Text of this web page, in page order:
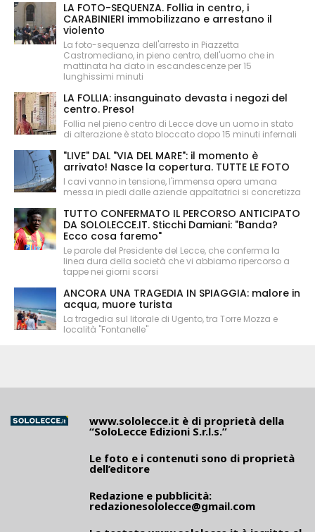
LA FOTO-SEQUENZA. Follia in centro, i
CARABINIERI immobilizzano e arrestano il
violento
La foto-sequenza dell'arresto in Piazzetta
Castromediano, in pieno centro, dell'uomo che in
mattinata ha dato in escandescenze per 15
lunghissimi minuti
LA FOLLIA: insanguinato devasta i negozi del
centro. Preso!
Follia nel pieno centro di Lecce dove un uomo in stato
di alterazione è stato bloccato dopo 15 minuti infernali
"LIVE" DAL "VIA DEL MARE": il momento è
arrivato! Nasce la copertura. TUTTE LE FOTO
I cavi vanno in tensione, l'immensa opera umana
messa in piedi dalle aziende appaltatrici si concretizza
TUTTO CONFERMATO IL PERCORSO ANTICIPATO
DA SOLOLECCE.IT. Sticchi Damiani: "Banda?
Ecco cosa faremo"
Le parole del Presidente del Lecce, che conferma la
linea dura della società che vi abbiamo ripercorso a
tappe nei giorni scorsi
ANCORA UNA TRAGEDIA IN SPIAGGIA: malore in
acqua, muore turista
La tragedia sul litorale di Ugento, tra Torre Mozza e
località "Fontanelle"
www.sololecce.it è di proprietà della
“SoloLecce Edizioni S.r.l.s.”
Le foto e i contenuti sono di proprietà
dell’editore
Redazione e pubblicità:
redazionesololecce@gmail.com